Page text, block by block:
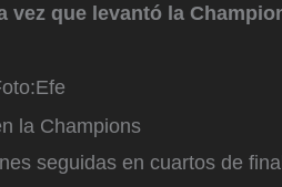
vez que levantó la
Efe
la Champions
seguidas en cuartos de